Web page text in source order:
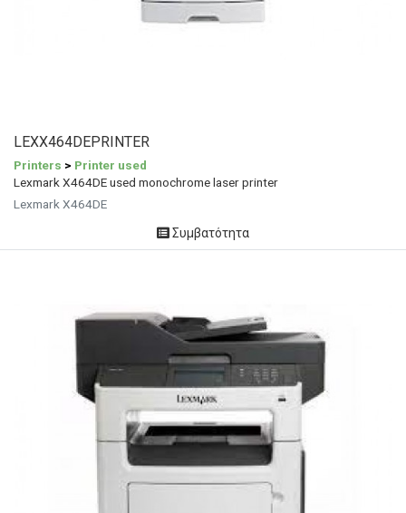
LEXX464DEPRINTER
Printers > Printer used
Lexmark X464DE used monochrome laser printer
Lexmark X464DE
Συμβατότητα